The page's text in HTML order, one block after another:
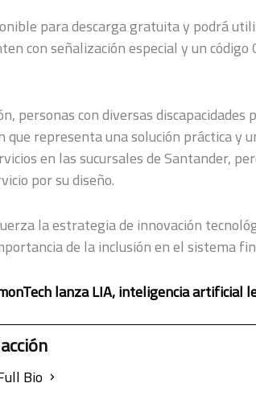
para descarga gratuita y podrá
con señalización especial y un
personas con diversas
que representa una solución práctica y
en las sucursales de Santander,
por su diseño.
la estrategia de innovación
de la inclusión en el sistema
lanza LIA, inteligencia artificial
Bio